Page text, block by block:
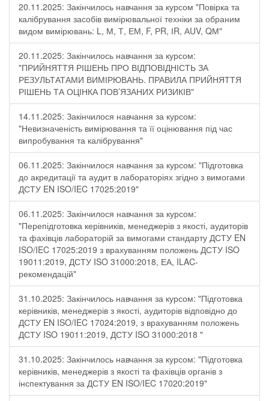
20.11.2025: Закінчилось навчання за курсом "Повірка та
калібрування засобів вимірювальної техніки за обраним
видом вимірювань: L, М, Т, ЕМ, F, РR, ІR, АUV, QМ"
20.11.2025: Закінчилось навчання за курсом:
"ПРИЙНЯТТЯ РІШЕНЬ ПРО ВІДПОВІДНІСТЬ ЗА
РЕЗУЛЬТАТАМИ ВИМІРЮВАНЬ. ПРАВИЛА ПРИЙНЯТТЯ
РІШЕНЬ ТА ОЦІНКА ПОВ’ЯЗАНИХ РИЗИКІВ"
14.11.2025: Закінчилося навчання за курсом:
"Невизначеність вимірювання та її оцінювання під час
випробування та калібрування"
06.11.2025: Закінчилося навчання за курсом: "Підготовка
до акредитації та аудит в лабораторіях згідно з вимогами
ДСТУ EN ISO/IEC 17025:2019"
06.11.2025: Закінчилося навчання за курсом:
"Перепідготовка керівників, менеджерів з якості, аудиторів
та фахівців лабораторій за вимогами стандарту ДСТУ EN
ISO/IEC 17025:2019 з врахуванням положень ДСТУ ISO
19011:2019, ДСТУ ISO 31000:2018, ЕА, ILAC-
рекомендацій"
31.10.2025: Закінчилось навчання за курсом: "Підготовка
керівників, менеджерів з якості, аудиторів відповідно до
ДСТУ EN ISO/IEC 17024:2019, з врахуванням положень
ДСТУ ISO 19011:2019, ДСТУ ISO 31000:2018 "
31.10.2025: Закінчилось навчання за курсом: "Підготовка
керівників, менеджерів з якості та фахівців органів з
інспектування за ДСТУ EN ISO/IEC 17020:2019"